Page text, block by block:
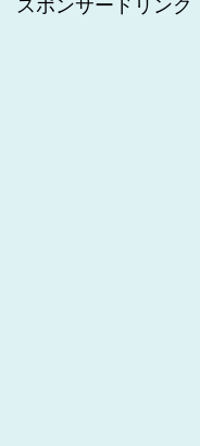
スポンサードリンク